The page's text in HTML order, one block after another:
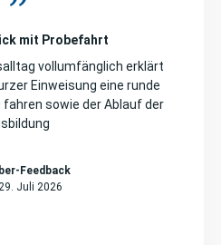
mit Probefahrt
vollumfänglich erklärt
Einweisung eine runde
sowie der Ablauf der
Feedback
Juli 2026